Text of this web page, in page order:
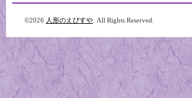
©2026 人形のえびすや . All Rights Reserved.